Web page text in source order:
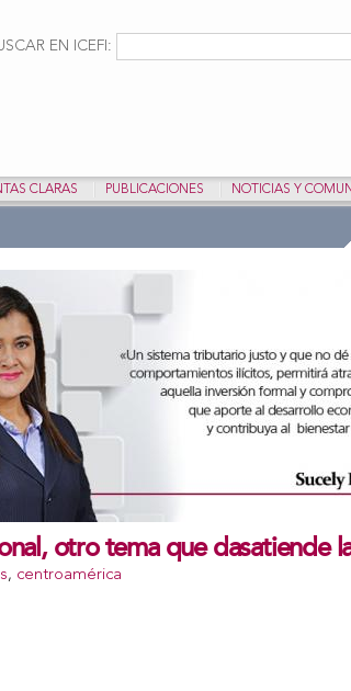
contenido
de búsqueda
EN ICEFI:
CLARAS PUBLICACIONES NOTICIAS Y
otro tema que dasatiende
, centroamérica